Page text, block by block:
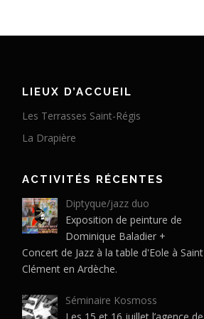
LIEUX D’ACCUEIL
Les Terrasses Saint-Régis
La Drapière
ACTIVITÉS RÉCENTES
Diptyque/jazz duo
Exposition de peinture de
Dominique Baladier +
Concert de Jazz à la table d'Eole à Saint
Clément en Ardèche.
Séminaire Kosmoss
Les 15 et 16 juillet l’agence de